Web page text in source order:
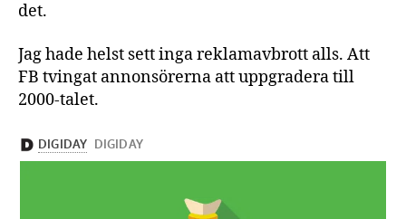
det.
Jag hade helst sett inga reklamavbrott alls. Att
FB tvingat annonsörerna att uppgradera till
2000-talet.